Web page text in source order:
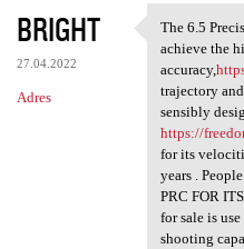
BRIGHT
27.04.2022
Adres
The 6.5
The 6.5
achieve the
accuracy,
trajectory
sensibly
https://
for its
years .
PRC FOR
for sale is
shooting